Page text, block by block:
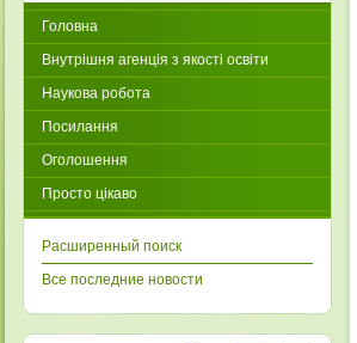
Головна
Внутрішня агенція з якості освіти
Наукова робота
Посилання
Оголошення
Просто цікаво
Расширенный поиск
Все последние новости